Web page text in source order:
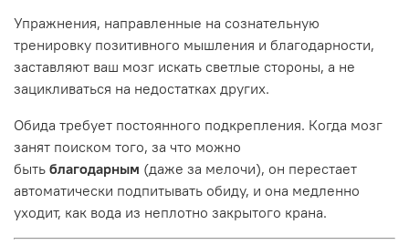
Упражнения, направленные на сознательную
тренировку позитивного мышления и благодарности,
заставляют ваш мозг искать светлые стороны, а не
зацикливаться на недостатках других.
Обида требует постоянного подкрепления. Когда мозг
занят поиском того, за что можно
быть благодарным (даже за мелочи), он перестает
автоматически подпитывать обиду, и она медленно
уходит, как вода из неплотно закрытого крана.